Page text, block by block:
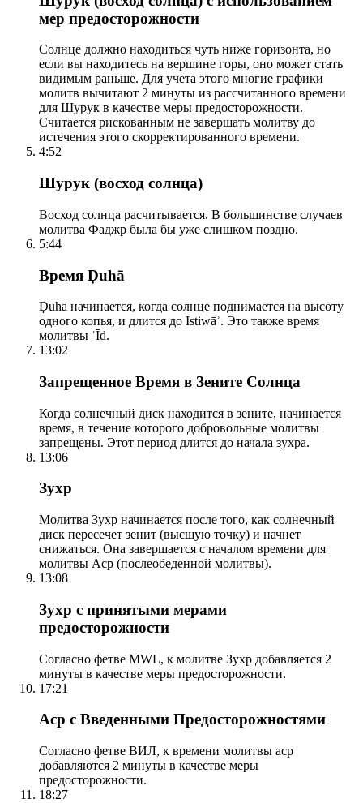
мер предосторожности
Солнце должно находиться чуть ниже горизонта, но
если вы находитесь на вершине горы, оно может стать
видимым раньше. Для учета этого многие графики
молитв вычитают 2 минуты из рассчитанного времени
для Шурук в качестве меры предосторожности.
Считается рискованным не завершать молитву до
истечения этого скорректированного времени.
4:52
Шурук (восход солнца)
Восход солнца расчитывается. В большинстве случаев
молитва Фаджр была бы уже слишком поздно.
5:44
Время Ḍuhā
Ḍuhā начинается, когда солнце поднимается на высоту
одного копья, и длится до Istiwāʾ. Это также время
молитвы ʿĪd.
13:02
Запрещенное Время в Зените Солнца
Когда солнечный диск находится в зените, начинается
время, в течение которого добровольные молитвы
запрещены. Этот период длится до начала зухра.
13:06
Зухр
Молитва Зухр начинается после того, как солнечный
диск пересечет зенит (высшую точку) и начнет
снижаться. Она завершается с началом времени для
молитвы Аср (послеобеденной молитвы).
13:08
Зухр с принятыми мерами
предосторожности
Согласно фетве MWL, к молитве Зухр добавляется 2
минуты в качестве меры предосторожности.
17:21
Аср с Введенными Предосторожностями
Согласно фетве ВИЛ, к времени молитвы аср
добавляются 2 минуты в качестве меры
предосторожности.
18:27